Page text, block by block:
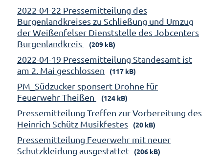
2022-04-22 Pressemitteilung des
Burgenlandkreises zu Schließung und Umzug
der Weißenfelser Dienststelle des Jobcenters
Burgenlandkreis
(209 kB)
2022-04-19 Pressemitteilung Standesamt ist
am 2. Mai geschlossen
(117 kB)
PM_Südzucker sponsert Drohne für
Feuerwehr Theißen
(124 kB)
Pressemitteilung Treffen zur Vorbereitung des
Heinrich Schütz Musikfestes
(20 kB)
Pressemitteilung Feuerwehr mit neuer
Schutzkleidung ausgestattet
(206 kB)